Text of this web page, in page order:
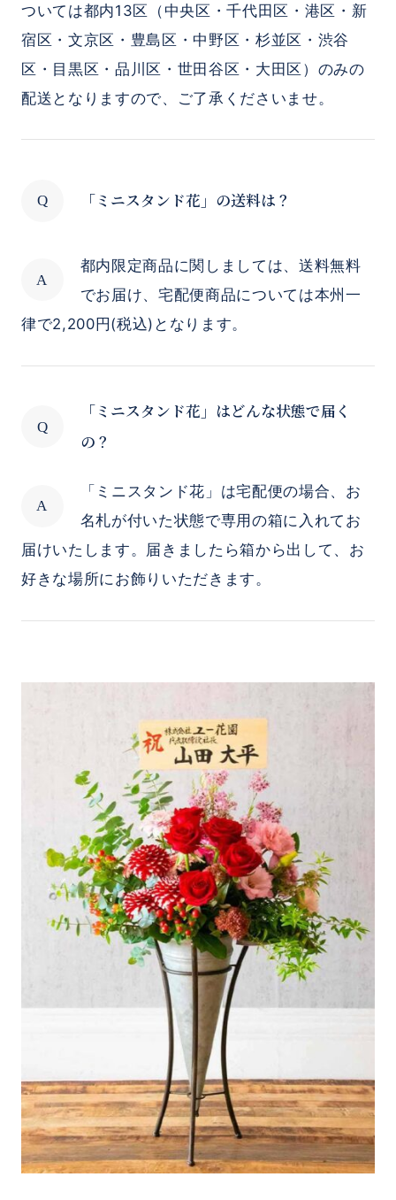
ついては都内13区（中央区・千代田区・港区・新
宿区・文京区・豊島区・中野区・杉並区・渋谷
区・目黒区・品川区・世田谷区・大田区）のみの
配送となりますので、ご了承くださいませ。
「ミニスタンド花」の送料は？
都内限定商品に関しましては、送料無料
でお届け、宅配便商品については本州一
律で2,200円(税込)となります。
「ミニスタンド花」はどんな状態で届く
の？
「ミニスタンド花」は宅配便の場合、お
名札が付いた状態で専用の箱に入れてお
届けいたします。届きましたら箱から出して、お
好きな場所にお飾りいただきます。